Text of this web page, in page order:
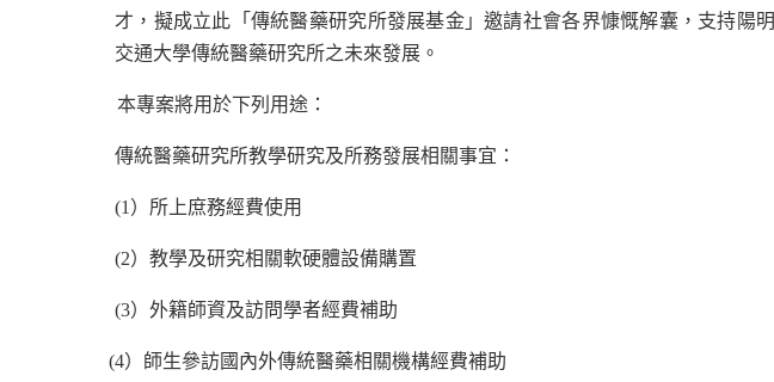
才，擬成立此「傳統醫藥研究所發展基金」邀請社會各界慷慨解囊，支持陽明
交通大學傳統醫藥研究所之未來發展。
本專案將用於下列用途：
傳統醫藥研究所教學研究及所務發展相關事宜：
(1 ）所上庶務經費使用
(2） 教學及研究相關軟硬體設備購置
(3）外籍師資及訪問學者經費補助
(4） 師生參訪國內外傳統醫藥相關機構經費補助